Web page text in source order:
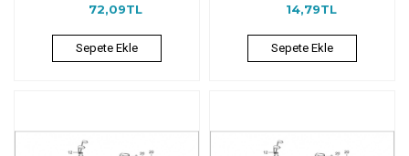
72,09TL
Sepete Ekle
14,79TL
Sepete Ekle